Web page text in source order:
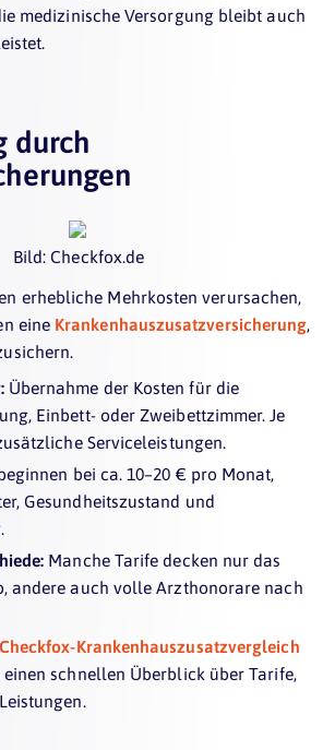
medizinische Versorgung bleibt auch
durch
Bild: Checkfox.de
erhebliche Mehrkosten verursachen,
eine Krankenhauszusatzversicherung,
Übernahme der Kosten für die
Einbett- oder Zweibettzimmer. Je
Serviceleistungen.
bei ca. 10–20 € pro Monat,
Gesundheitszustand und
Manche Tarife decken nur das
andere auch volle Arzthonorare nach
Checkfox-Krankenhauszusatzvergleich
schnellen Überblick über Tarife,